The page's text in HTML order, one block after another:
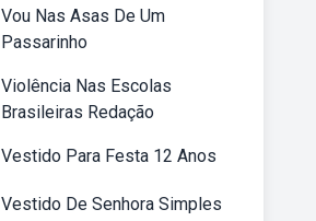
Vou Nas Asas De Um
Passarinho
Violência Nas Escolas
Brasileiras Redação
Vestido Para Festa 12 Anos
Vestido De Senhora Simples